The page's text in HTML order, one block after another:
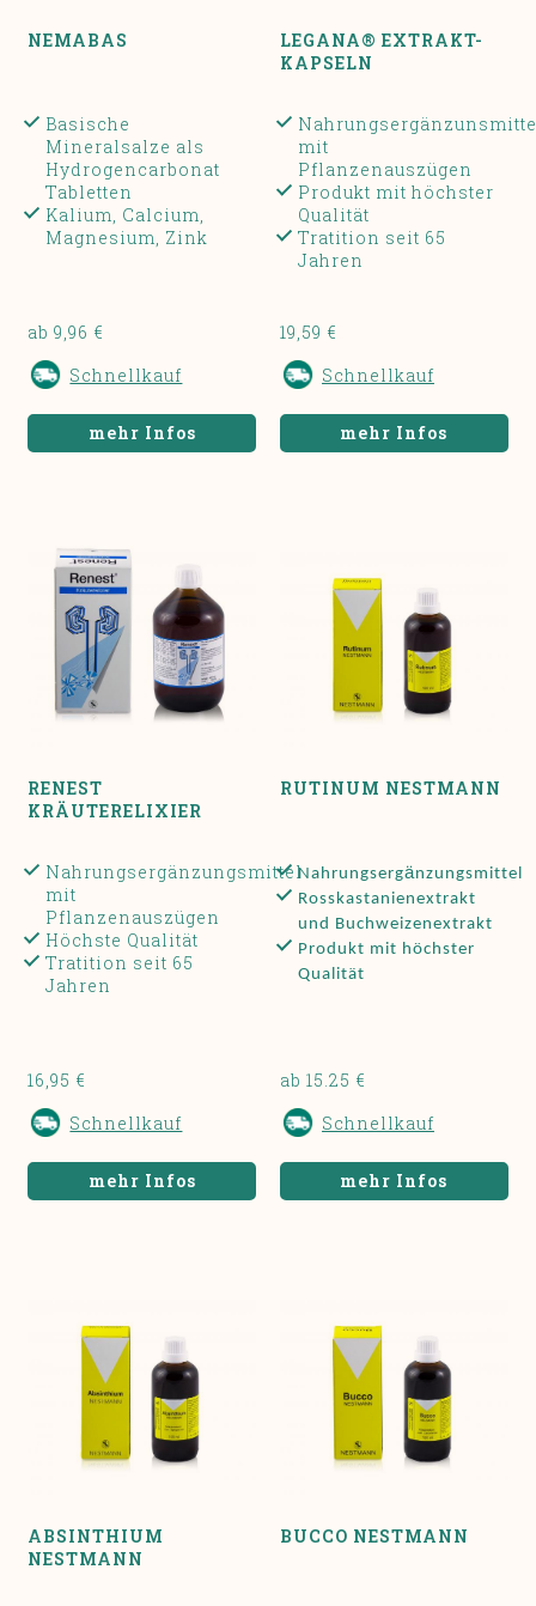
NEMABAS
Basische
Mineralsalze als
Hydrogencarbonat
Tabletten
Kalium, Calcium,
Magnesium, Zink
ab 9,96 €
Schnellkauf
mehr Infos
LEGANA® EXTRAKT-
KAPSELN
mit
Pflanzenauszügen
Produkt mit höchster
Qualität
Tratition seit 65
Jahren
19,59 €
Schnellkauf
mehr Infos
RENEST
KRÄUTERELIXIER
Nahrungsergänzungsmittel
mit
Pflanzenauszügen
Höchste Qualität
Tratition seit 65
Jahren
16,95 €
Schnellkauf
mehr Infos
RUTINUM NESTMANN
Nahrungsergänzungsmittel
Rosskastanienextrakt
und Buchweizenextrakt
Produkt mit höchster
Qualität
ab 15.25 €
Schnellkauf
mehr Infos
ABSINTHIUM
NESTMANN
BUCCO NESTMANN